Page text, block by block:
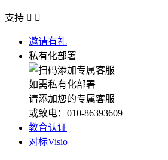
支持  
邀请有礼
私有化部署
如需私有化部署
请添加您的专属客服
或致电：010-86393609
教育认证
对标Visio